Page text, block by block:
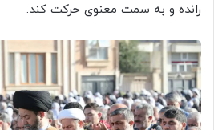
رانده و به سمت معنوی حرکت کند.